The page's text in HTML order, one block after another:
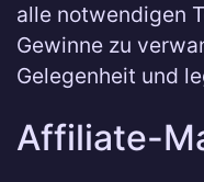
alle notwendigen
Gewinne zu
Gelegenheit und
Affiliate-